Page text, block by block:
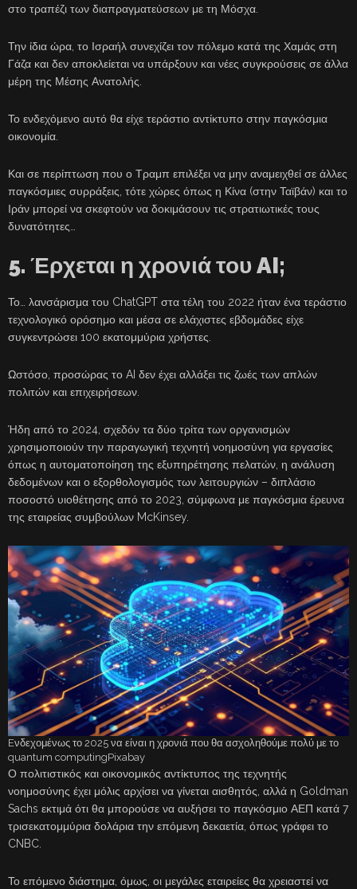
στο τραπέζι των διαπραγματεύσεων με τη Μόσχα.
Την ίδια ώρα, το Ισραήλ συνεχίζει τον πόλεμο κατά της Χαμάς στη
Γάζα και δεν αποκλείεται να υπάρξουν και νέες συγκρούσεις σε άλλα
μέρη της Μέσης Ανατολής.
Το ενδεχόμενο αυτό θα είχε τεράστιο αντίκτυπο στην παγκόσμια
οικονομία.
Και σε περίπτωση που ο Τραμπ επιλέξει να μην αναμειχθεί σε άλλες
παγκόσμιες συρράξεις, τότε χώρες όπως η Κίνα (στην Ταϊβάν) και το
Ιράν μπορεί να σκεφτούν να δοκιμάσουν τις στρατιωτικές τους
δυνατότητες…
5. Έρχεται η χρονιά του AI;
Το… λανσάρισμα του ChatGPT στα τέλη του 2022 ήταν ένα τεράστιο
τεχνολογικό ορόσημο και μέσα σε ελάχιστες εβδομάδες είχε
συγκεντρώσει 100 εκατομμύρια χρήστες.
Ωστόσο, προσώρας το AI δεν έχει αλλάξει τις ζωές των απλών
πολιτών και επιχειρήσεων.
Ήδη από το 2024, σχεδόν τα δύο τρίτα των οργανισμών
χρησιμοποιούν την παραγωγική τεχνητή νοημοσύνη για εργασίες
όπως η αυτοματοποίηση της εξυπηρέτησης πελατών, η ανάλυση
δεδομένων και ο εξορθολογισμός των λειτουργιών – διπλάσιο
ποσοστό υιοθέτησης από το 2023, σύμφωνα με παγκόσμια έρευνα
της εταιρείας συμβούλων McKinsey.
Eνδεχομένως το 2025 να είναι η χρονιά που θα ασχοληθούμε πολύ με το
quantum computingPixabay
Ο πολιτιστικός και οικονομικός αντίκτυπος της τεχνητής
νοημοσύνης έχει μόλις αρχίσει να γίνεται αισθητός, αλλά η Goldman
Sachs εκτιμά ότι θα μπορούσε να αυξήσει το παγκόσμιο ΑΕΠ κατά 7
τρισεκατομμύρια δολάρια την επόμενη δεκαετία, όπως γράφει το
CNBC.
Το επόμενο διάστημα, όμως, οι μεγάλες εταιρείες θα χρειαστεί να